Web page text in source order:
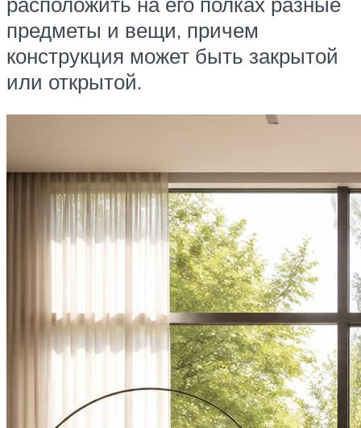
предметы и вещи, причем
конструкция может быть закрытой
или открытой.